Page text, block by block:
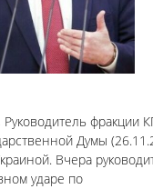
фракции
Думы
Вчера
ударе по